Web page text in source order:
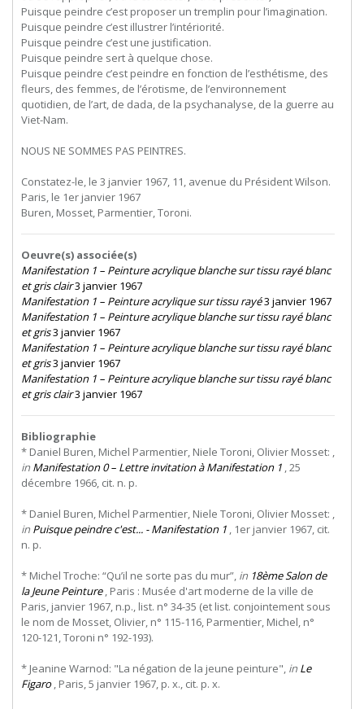
Puisque peindre c’est proposer un tremplin pour l’imagination.
Puisque peindre c’est illustrer l’intériorité.
Puisque peindre c’est une justification.
Puisque peindre sert à quelque chose.
Puisque peindre c’est peindre en fonction de l’esthétisme, des
fleurs, des femmes, de l’érotisme, de l’environnement
quotidien, de l’art, de dada, de la psychanalyse, de la guerre au
Viet-Nam.
NOUS NE SOMMES PAS PEINTRES.
Constatez-le, le 3 janvier 1967, 11, avenue du Président Wilson.
Paris, le 1er janvier 1967
Buren, Mosset, Parmentier, Toroni.
Oeuvre(s) associée(s)
Manifestation 1 – Peinture acrylique blanche sur tissu rayé blanc
et gris clair3 janvier 1967
Manifestation 1 – Peinture acrylique sur tissu rayé3 janvier 1967
Manifestation 1 – Peinture acrylique blanche sur tissu rayé blanc
et gris3 janvier 1967
Manifestation 1 – Peinture acrylique blanche sur tissu rayé blanc
et gris3 janvier 1967
Manifestation 1 – Peinture acrylique blanche sur tissu rayé blanc
et gris clair3 janvier 1967
Bibliographie
* Daniel Buren, Michel Parmentier, Niele Toroni, Olivier Mosset: ,
in Manifestation 0 – Lettre invitation à Manifestation 1 , 25
décembre 1966, cit. n. p.
* Daniel Buren, Michel Parmentier, Niele Toroni, Olivier Mosset: ,
in Puisque peindre c'est... - Manifestation 1 , 1er janvier 1967, cit.
n. p.
* Michel Troche: “Qu’il ne sorte pas du mur”, in 18ème Salon de
la Jeune Peinture, Paris : Musée d'art moderne de la ville de
Paris, janvier 1967, n.p., list. n° 34-35 (et list. conjointement sous
le nom de Mosset, Olivier, n° 115-116, Parmentier, Michel, n°
120-121, Toroni n° 192-193).
* Jeanine Warnod: "La négation de la jeune peinture", in Le
Figaro, Paris, 5 janvier 1967, p. x., cit. p. x.